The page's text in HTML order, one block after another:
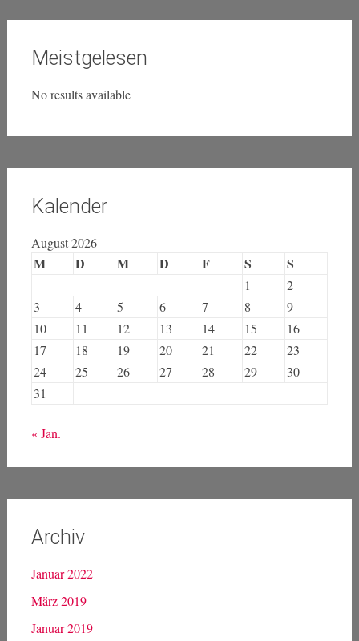
Meistgelesen
No results available
Kalender
August 2026
M D M D F S S
1
2
3
4 5 6 7 8
9
10
11 12 13 14 15
16
17
18 19 20 21 22
23
24
25 26 27 28 29
30
31
« Jan.
Archiv
Januar 2022
März 2019
Januar 2019